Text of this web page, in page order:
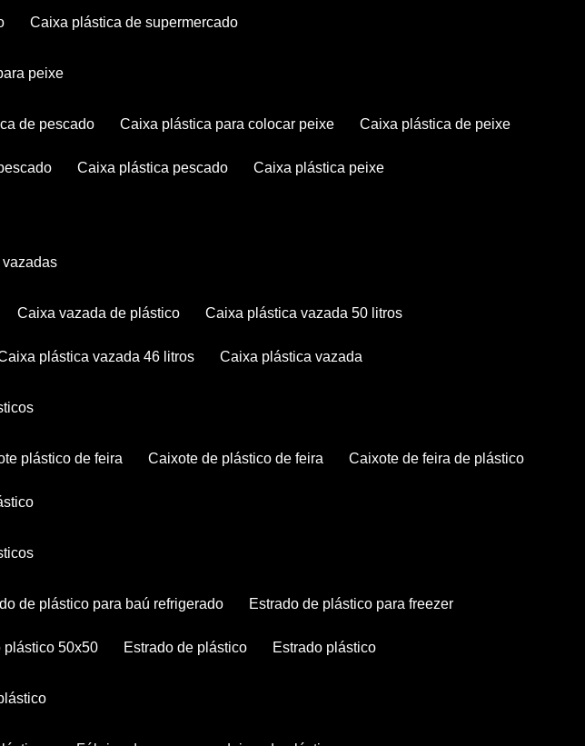
caixa plástica de supermercado
peixe
de pescado caixa plástica para colocar peixe caixa plástica de peixe
caixa plástica pescado caixa plástica peixe
vazadas
caixa vazada de plástico caixa plástica vazada 50 litros
caixa plástica vazada 46 litros caixa plástica vazada
plástico de feira caixote de plástico de feira caixote de feira de plástico
de plástico para baú refrigerado estrado de plástico para freezer
plástico 50x50 estrado de plástico estrado plástico